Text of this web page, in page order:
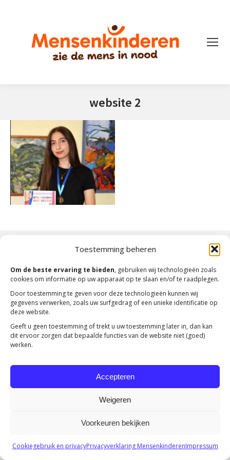
Toestemming beheren
Om de beste ervaring te bieden, gebruiken wij technologieën zoals
cookies om informatie op uw apparaat op te slaan en/of te raadplegen.
Door toestemming te geven voor deze technologieën kunnen wij
gegevens verwerken, zoals uw surfgedrag of een unieke identificatie op
deze website.
Geeft u geen toestemming of trekt u uw toestemming later in, dan kan
dit ervoor zorgen dat bepaalde functies van de website niet (goed)
werken.
Accepteren
Weigeren
Voorkeuren bekijken
Cookiegebruik en privacyPrivacyverklaring MensenkinderenImpressum
website 2